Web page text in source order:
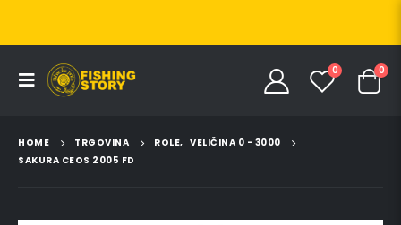
0 0
HOME TRGOVINA ROLE, VELIČINA 0 - 3000
SAKURA CEOS 2005 FD